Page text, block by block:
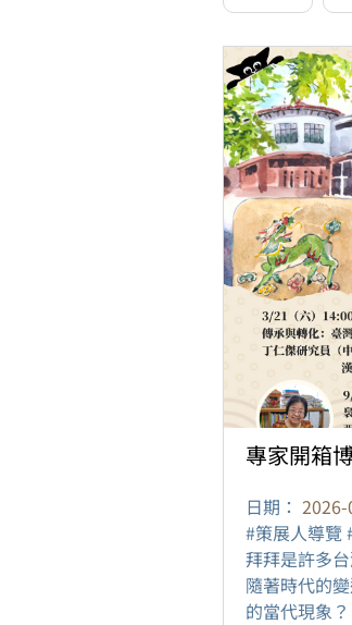
專家開箱
日期：
#策展人導覽
拜拜是許多
隨著時代的
的當代現象？